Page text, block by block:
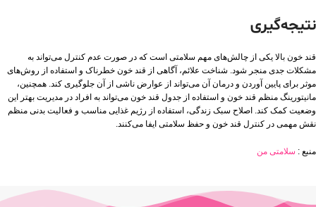
نتیجه‌گیری
قند خون بالا یکی از چالش‌های مهم سلامتی است که در صورت عدم کنترل می‌تواند به
مشکلات جدی منجر شود. شناخت علائم، آگاهی از قند خون خطرناک و استفاده از روش‌های
موثر برای پایین آوردن و درمان آن می‌تواند از عوارض ناشی از آن جلوگیری کند. همچنین،
مانیتورینگ منظم قند خون و استفاده از جدول قند خون می‌تواند به افراد در مدیریت بهتر این
وضعیت کمک کند. اصلاح سبک زندگی، استفاده از رژیم غذایی مناسب و فعالیت بدنی منظم
نقش مهمی در کنترل قند خون و حفظ سلامتی ایفا می‌کنند.
منبع : سلامتی من